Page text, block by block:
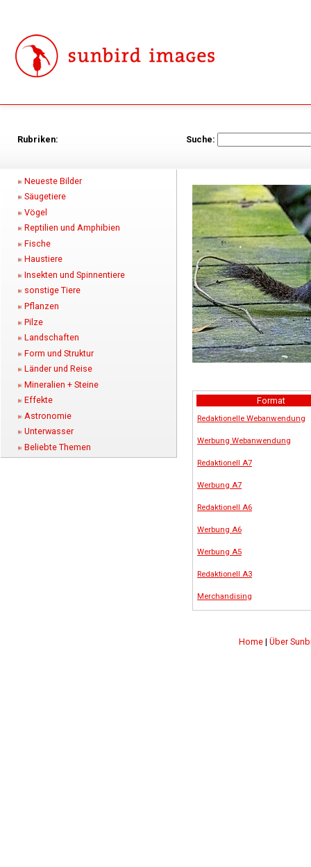
Rubriken: Suche:
Neueste Bilder
Säugetiere
Vögel
Reptilien und Amphibien
Fische
Haustiere
Insekten und Spinnentiere
sonstige Tiere
Pflanzen
Pilze
Landschaften
Form und Struktur
Länder und Reise
Mineralien + Steine
Effekte
Astronomie
Unterwasser
Beliebte Themen
Format
Redaktionelle Webanwendung
Werbung Webanwendung
Redaktionell A7
Werbung A7
Redaktionell A6
Werbung A6
Werbung A5
Redaktionell A3
Merchandising
Home | Über